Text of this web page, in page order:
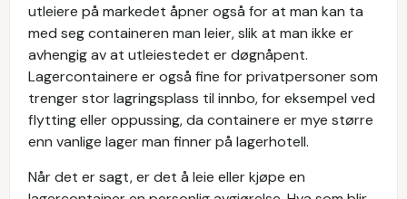
utleiere på markedet åpner også for at man kan ta
med seg containeren man leier, slik at man ikke er
avhengig av at utleiestedet er døgnåpent.
Lagercontainere er også fine for privatpersoner som
trenger stor lagringsplass til innbo, for eksempel ved
flytting eller oppussing, da containere er mye større
enn vanlige lager man finner på lagerhotell.
Når det er sagt, er det å leie eller kjøpe en